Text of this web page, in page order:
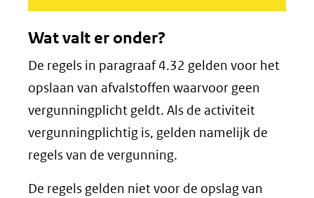
naar
een
andere
venster)
(verwijst
naar
een
andere
website)
Wat valt er onder?
De regels in paragraaf 4.32 gelden voor het
opslaan van afvalstoffen waarvoor geen
vergunningplicht geldt. Als de activiteit
vergunningplichtig is, gelden namelijk de
regels van de vergunning.
De regels gelden niet voor de opslag van